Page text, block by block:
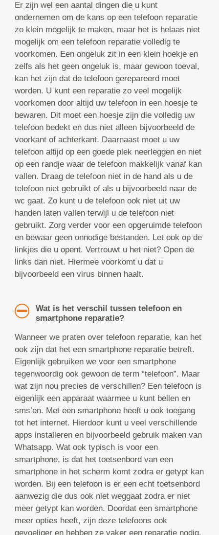
Er zijn wel een aantal dingen die u kunt
ondernemen om de kans op een telefoon reparatie
zo klein mogelijk te maken, maar het is helaas niet
mogelijk om een telefoon reparatie volledig te
voorkomen. Een ongeluk zit in een klein hoekje en
zelfs als het geen ongeluk is, maar gewoon toeval,
kan het zijn dat de telefoon gerepareerd moet
worden. U kunt een reparatie zo veel mogelijk
voorkomen door altijd uw telefoon in een hoesje te
bewaren. Dit moet een hoesje zijn die volledig uw
telefoon bedekt en dus niet alleen bijvoorbeeld de
voorkant of achterkant. Daarnaast moet u uw
telefoon altijd op een goede plek neerleggen en niet
op een randje waar de telefoon makkelijk vanaf kan
vallen. Draag de telefoon niet in de hand als u de
telefoon niet gebruikt of als u bijvoorbeeld naar de
wc gaat. Zo kunt u de telefoon ook niet uit uw
handen laten vallen terwijl u de telefoon niet
gebruikt. Zorg verder voor een opgeruimde telefoon
en bewaar geen onnodige bestanden. Let ook op de
linkjes die u opent. Vertrouwt u het niet? Open de
links dan niet. Hiermee voorkomt u dat u
bijvoorbeeld een virus binnen haalt.
Wat is het verschil tussen telefoon en
smartphone reparatie?
Wanneer we praten over telefoon reparatie, kan het
ook zijn dat het een smartphone reparatie betreft.
Eigenlijk gebruiken we voor een smartphone
tegenwoordig ook gewoon de term “telefoon”. Maar
wat zijn nou precies de verschillen? Een telefoon is
eigenlijk een apparaat waarmee u kunt bellen en
sms’en. Met een smartphone heeft u ook toegang
tot het internet. Hierdoor kunt u veel verschillende
apps installeren en bijvoorbeeld gebruik maken van
Whatsapp. Wat ook typisch is voor een
smartphone, is dat het toetsenbord van een
smartphone in het scherm komt zodra er getypt kan
worden. Bij een telefoon is er een echt toetsenbord
aanwezig die dus ook niet weggaat zodra er niet
meer getypt kan worden. Doordat een smartphone
meer opties heeft, zijn deze telefoons ook
gevoeliger en hebben ze vaker een reparatie nodig.